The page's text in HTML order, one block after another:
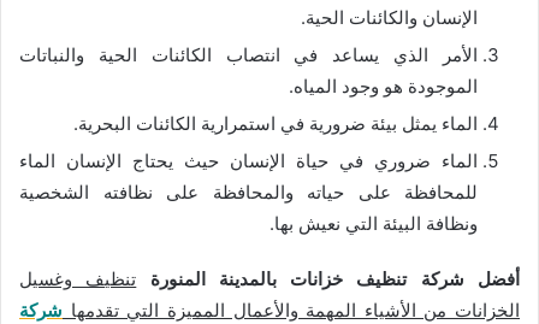
الإنسان والكائنات الحية.
الأمر الذي يساعد في انتصاب الكائنات الحية والنباتات
الموجودة هو وجود المياه.
الماء يمثل بيئة ضرورية في استمرارية الكائنات البحرية.
الماء ضروري في حياة الإنسان حيث يحتاج الإنسان الماء
للمحافظة على حياته والمحافظة على نظافته الشخصية
ونظافة البيئة التي نعيش بها.
أفضل شركة تنظيف خزانات بالمدينة المنورة تنظيف وغسيل
الخزانات من الأشياء المهمة والأعمال المميزة التي تقدمها شركة